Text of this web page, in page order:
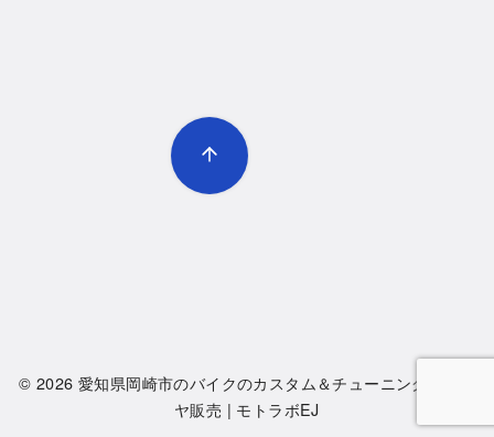
© 2026 愛知県岡崎市のバイクのカスタム＆チューニング・タイ
ヤ販売 | モトラボEJ